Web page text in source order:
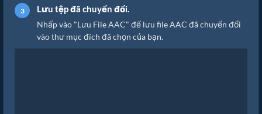
Lưu tệp đã chuyển đổi.
Nhấp vào "Lưu File AAC" để lưu file AAC đã chuyển đổi
vào thư mục đích đã chọn của bạn.